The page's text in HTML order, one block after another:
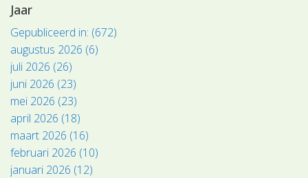
Jaar
Gepubliceerd in: (672)
augustus 2026 (6)
juli 2026 (26)
juni 2026 (23)
mei 2026 (23)
april 2026 (18)
maart 2026 (16)
februari 2026 (10)
januari 2026 (12)